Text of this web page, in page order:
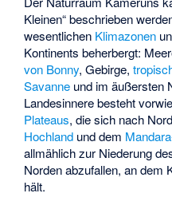
Kleinen“ beschrieben
wesentlichen Klimazonen
Kontinents beherbergt:
von Bonny, Gebirge,
Savanne und im äußersten
Landesinnere besteht
Plateaus, die sich nach
Hochland und dem
allmählich zur Niederung
Norden abzufallen, an dem
hält.